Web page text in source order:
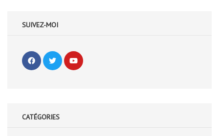
SUIVEZ-MOI
CATÉGORIES